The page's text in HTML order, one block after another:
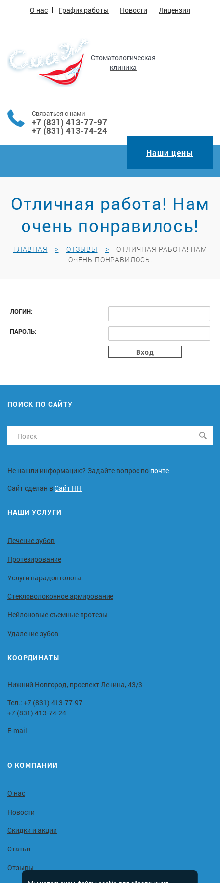
О нас График работы Новости Лицензия
Стоматологическая
клиника
Связаться с нами
+7 (831) 413-77-97
+7 (831) 413-74-24
Наши цены
Отличная работа! Нам
очень понравилось!
ГЛАВНАЯ ОТЗЫВЫ
ОТЛИЧНАЯ РАБОТА! НАМ
ОЧЕНЬ ПОНРАВИЛОСЬ!
ЛОГИН:
ПАРОЛЬ:
ПОИСК ПО САЙТУ
Не нашли информацию? Задайте вопрос по почте
Сайт сделан вСайт НН
НАШИ УСЛУГИ
Лечение зубов
Протезирование
Услуги парадонтолога
Стекловолоконное армирование
Нейлоновые съемные протезы
Удаление зубов
КООРДИНАТЫ
Нижний Новгород, проспект Ленина, 43/3
Тел.: +7 (831) 413-77-97
+7 (831) 413-74-24
E-mail:
О КОМПАНИИ
О нас
Новости
Скидки и акции
Статьи
Отзывы